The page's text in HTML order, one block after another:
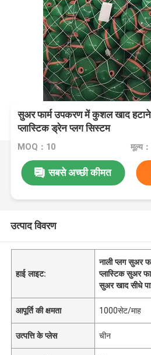
सुअर फार्म उपकरण में कुशल खाद
प्लास्टिक ड्रेन प्लग सिस्टम
MOQ：10 मूल्य
सबसे अच्छी कीमत
उत्पाद विवरण
हाई लाइट:
नाली प्लग सुअर
प्लास्टिक सुअर
सुअर खाद सीधे
आपूर्ति की क्षमता 1000सेट/माह
उत्पत्ति के प्लेस चीन